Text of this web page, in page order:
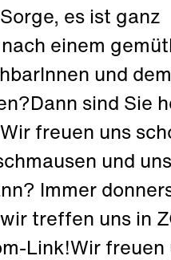
es ist ganz
einem
und dem
sind Sie
freuen uns
und
Immer
treffen uns in
Link!Wir freuen